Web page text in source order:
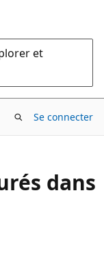
et
Se connecter
dans